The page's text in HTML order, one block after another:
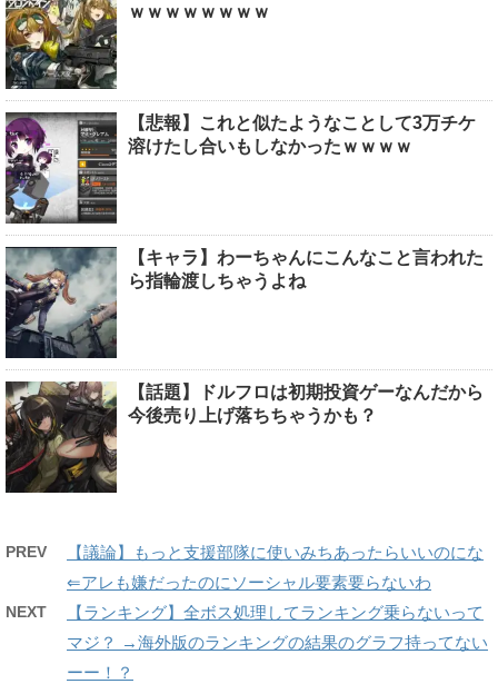
ｗｗｗｗｗｗｗｗ
【悲報】これと似たようなことして3万チケ
溶けたし合いもしなかったｗｗｗｗ
【キャラ】わーちゃんにこんなこと言われた
ら指輪渡しちゃうよね
【話題】ドルフロは初期投資ゲーなんだから
今後売り上げ落ちちゃうかも？
PREV
【議論】もっと支援部隊に使いみちあったらいいのにな
⇐アレも嫌だったのにソーシャル要素要らないわ
NEXT
【ランキング】全ボス処理してランキング乗らないって
マジ？ →海外版のランキングの結果のグラフ持ってない
ーー！？